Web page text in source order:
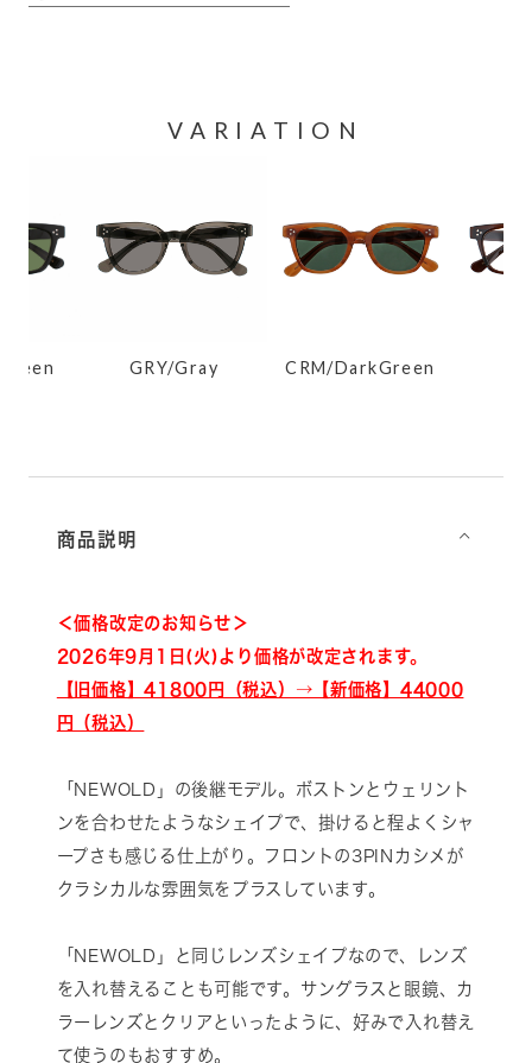
VARIATION
GRY/Gray CRM/DarkGreen
商品説明 ⌵
＜価格改定のお知らせ＞
2026年9月1日(火)より価格が改定されます。
【旧価格】41800円（税込）→【新価格】44000
円（税込）
「NEWOLD」の後継モデル。ボストンとウェリント
ンを合わせたようなシェイプで、掛けると程よくシャ
ープさも感じる仕上がり。フロントの3PINカシメが
クラシカルな雰囲気をプラスしています。
「NEWOLD」と同じレンズシェイプなので、レンズ
を入れ替えることも可能です。サングラスと眼鏡、カ
ラーレンズとクリアといったように、好みで入れ替え
て使うのもおすすめ。